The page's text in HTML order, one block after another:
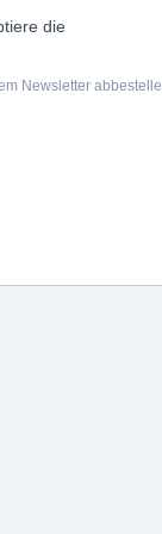
die
Newsletter